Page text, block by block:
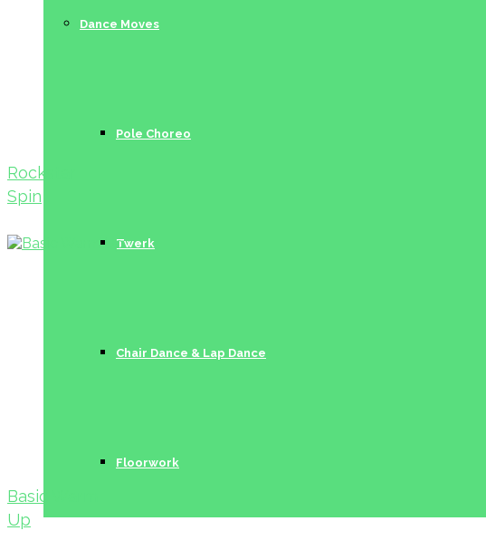
Dance Moves
Pole Choreo
Twerk
Chair Dance & Lap Dance
Floorwork
Rockstar
Spin
Basic Warm
Up